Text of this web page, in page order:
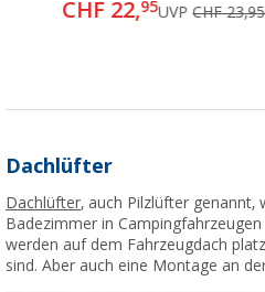
CHF 22,95UVPCHF 23,95
Dachlüfter
Dachlüfter, auch Pilzlüfter genannt,
Badezimmer in
werden auf dem Fahrzeugdach
sind. Aber auch eine Montage an